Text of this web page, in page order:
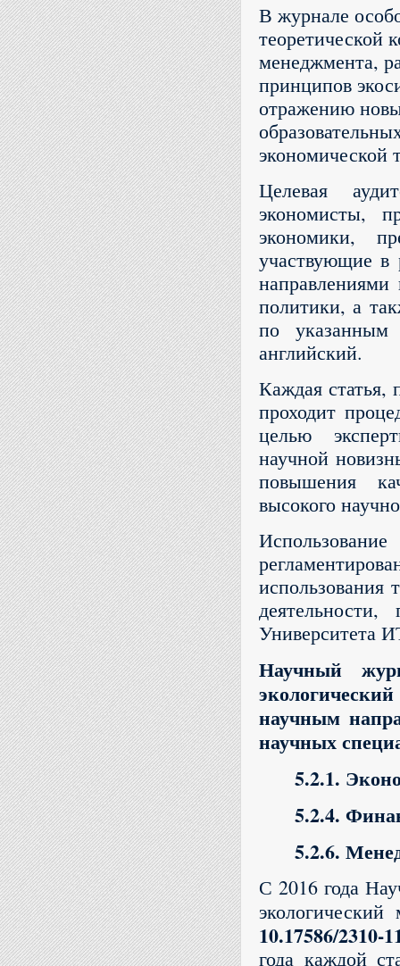
В журнале
теоретической
менеджмента,
принципов
отражению
экономической
Целевая
экономисты,
экономики,
участвующие в
направлениями
политики, а
по указанным
английский.
Каждая статья,
проходит
целью
научной
повышения
высокого
использования
Университета
Научный
научным
научных
5.2.1.
5.2.4.
5.2.6.
С 2016 года
10.17586/2310-
года каждой